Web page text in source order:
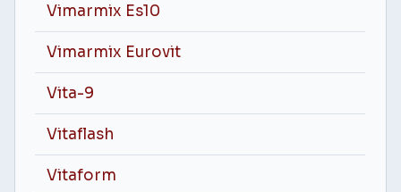
Vimarmix Es10
Vimarmix Eurovit
Vita-9
Vitaflash
Vitaform